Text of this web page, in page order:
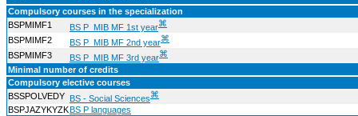
Compulsory courses in the specialization
BSPMIMF1
BS P_MIB MF 1st year⌘
BSPMIMF2
BS P_MIB MF 2nd year⌘
BSPMIMF3
BS P_MIB MF 3rd year⌘
Minimal number of credits
Compulsory elective courses
BSSPOLVEDY
BS - Social Sciences⌘
BSPJAZYKYZK BS P languages